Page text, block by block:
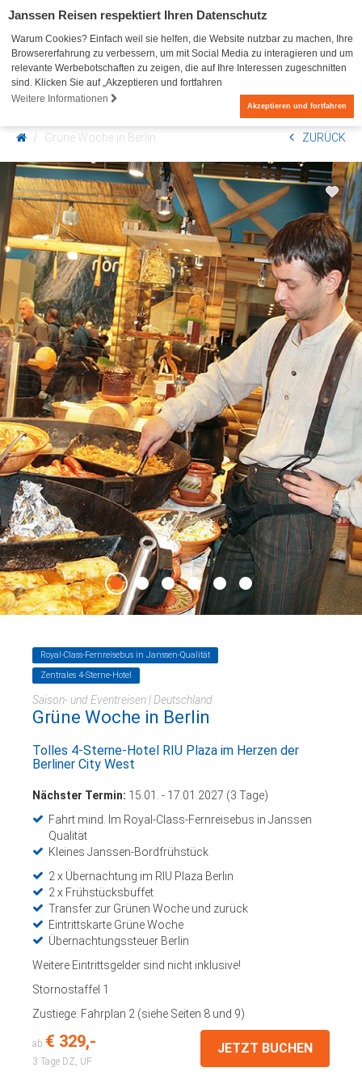
Janssen Reisen respektiert Ihren Datenschutz
Warum Cookies? Einfach weil sie helfen, die Website nutzbar zu machen, Ihre
Browsererfahrung zu verbessern, um mit Social Media zu interagieren und um
relevante Werbebotschaften zu zeigen, die auf Ihre Interessen zugeschnitten
sind. Klicken Sie auf „Akzeptieren und fortfahren
Weitere Informationen
Akzeptieren und fortfahren
Grüne Woche in Berlin ZURÜCK
Royal-Class-Fernreisebus in Janssen-Qualität
Zentrales 4-Sterne-Hotel
Saison- und Eventreisen | Deutschland
Grüne Woche in Berlin
Tolles 4-Sterne-Hotel RIU Plaza im Herzen der
Berliner City West
Nächster Termin: 15.01. - 17.01.2027 (3 Tage)
Fahrt mind. Im Royal-Class-Fernreisebus in Janssen
Qualität
Kleines Janssen-Bordfrühstück
2 x Übernachtung im RIU Plaza Berlin
2 x Frühstücksbuffet
Transfer zur Grünen Woche und zurück
Eintrittskarte Grüne Woche
Übernachtungssteuer Berlin
Weitere Eintrittsgelder sind nicht inklusive!
Stornostaffel 1
Zustiege: Fahrplan 2 (siehe Seiten 8 und 9)
ab € 329,-
3 Tage DZ, ÜF
JETZT BUCHEN